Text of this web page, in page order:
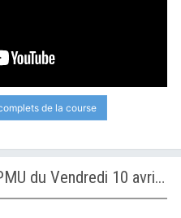
de la course
Les vidéos des courses PMU du Vendredi 10 avril 2026